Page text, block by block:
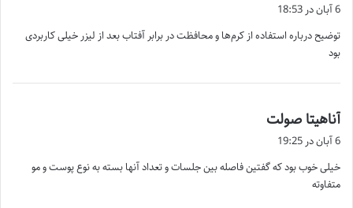
:
6 آبان در 18:53
توضیح درباره استفاده از کرم‌ها و محافظت در برابر آفتاب بعد از لیزر خیلی کاربردی
بود
آناهیتا صولت
:
6 آبان در 19:25
خیلی خوب بود که گفتین فاصله بین جلسات و تعداد آنها بسته به نوع پوست و مو
متفاوته